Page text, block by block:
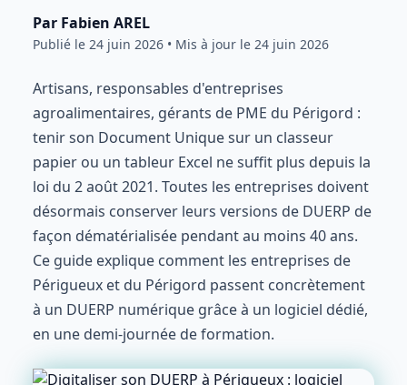
Par Fabien AREL
Publié le 24 juin 2026 • Mis à jour le 24 juin 2026
Artisans, responsables d'entreprises
agroalimentaires, gérants de PME du Périgord :
tenir son Document Unique sur un classeur
papier ou un tableur Excel ne suffit plus depuis la
loi du 2 août 2021. Toutes les entreprises doivent
désormais conserver leurs versions de DUERP de
façon dématérialisée pendant au moins 40 ans.
Ce guide explique comment les entreprises de
Périgueux et du Périgord passent concrètement
à un DUERP numérique grâce à un logiciel dédié,
en une demi-journée de formation.